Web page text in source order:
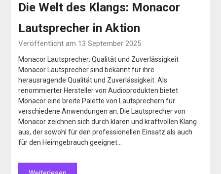
Die Welt des Klangs: Monacor
Lautsprecher in Aktion
Veröffentlicht am 13 September 2025
Monacor Lautsprecher: Qualität und Zuverlässigkeit
Monacor Lautsprecher sind bekannt für ihre
herausragende Qualität und Zuverlässigkeit. Als
renommierter Hersteller von Audioprodukten bietet
Monacor eine breite Palette von Lautsprechern für
verschiedene Anwendungen an. Die Lautsprecher von
Monacor zeichnen sich durch klaren und kraftvollen Klang
aus, der sowohl für den professionellen Einsatz als auch
für den Heimgebrauch geeignet…